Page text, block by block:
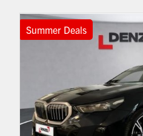
Summer Deals